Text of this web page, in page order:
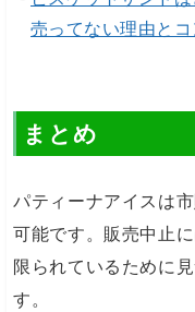
売ってない理由と
まとめ
パティーナアイスは
可能です。販売中止
限られているために
す。